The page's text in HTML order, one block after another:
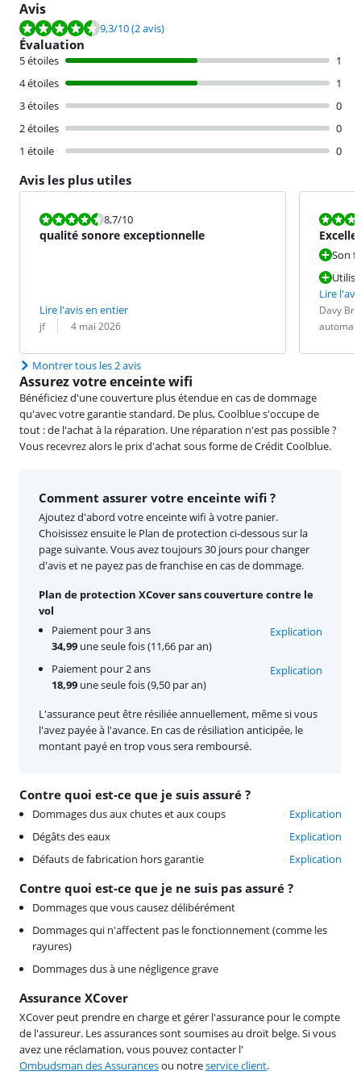
Avis
La note est de 9,3 sur 10, basée sur 2 avis.
9,3/10(2 avis)
Évaluation
5 étoiles
1
4 étoiles
1
3 étoiles
0
2 étoiles
0
1 étoile
0
Avis les plus utiles
La note est 8,7 sur 10.
8,7/10
qualité sonore exceptionnelle
Lire l'avis en entier
Évaluation par :
jf
Date : 4 mai 2026
La note est
Son
Lire
Évaluation
Davy Br.
Date :
Traduction :
Montrer tous les 2 avis
Assurez votre enceinte wifi
Bénéficiez d'une couverture plus étendue en cas de dommage
qu'avec votre garantie standard. De plus, Coolblue s'occupe de
tout : de l'achat à la réparation. Une réparation n'est pas possible ?
Vous recevrez alors le prix d'achat sous forme de Crédit Coolblue.
Contre quoi est-ce que je suis assuré ?
Dommages dus aux chutes et aux coups
Explication
Dégâts des eaux
Explication
Défauts de fabrication hors garantie
Explication
Contre quoi est-ce que je ne suis pas assuré ?
Dommages que vous causez délibérément
Dommages qui n'affectent pas le fonctionnement (comme les
rayures)
Dommages dus à une négligence grave
Assurance XCover
XCover peut prendre en charge et gérer l'assurance pour le compte
de l'assureur. Les assurances sont soumises au droit belge. Si vous
avez une réclamation, vous pouvez contacter l'
Ombudsman des Assurancesou notreservice client.
Comment assurer votre enceinte wifi ?
Ajoutez d'abord votre enceinte wifi à votre panier.
Choisissez ensuite le Plan de protection ci-dessous sur la
page suivante. Vous avez toujours 30 jours pour changer
d'avis et ne payez pas de franchise en cas de dommage.
Plan de protection XCover sans couverture contre le
vol
Paiement pour 3 ans
34,99 une seule fois (11,66 par an)
Explication
Paiement pour 2 ans
18,99 une seule fois (9,50 par an)
Explication
L'assurance peut être résiliée annuellement, même si vous
l'avez payée à l'avance. En cas de résiliation anticipée, le
montant payé en trop vous sera remboursé.